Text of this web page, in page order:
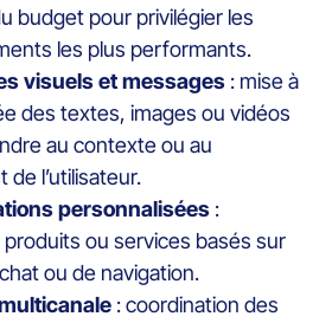
budget pour privilégier les
les plus performants.
visuels et messages : mise à
des textes, images ou vidéos
au contexte ou au
l’utilisateur.
personnalisées :
ou services basés sur
ou de navigation.
: coordination des